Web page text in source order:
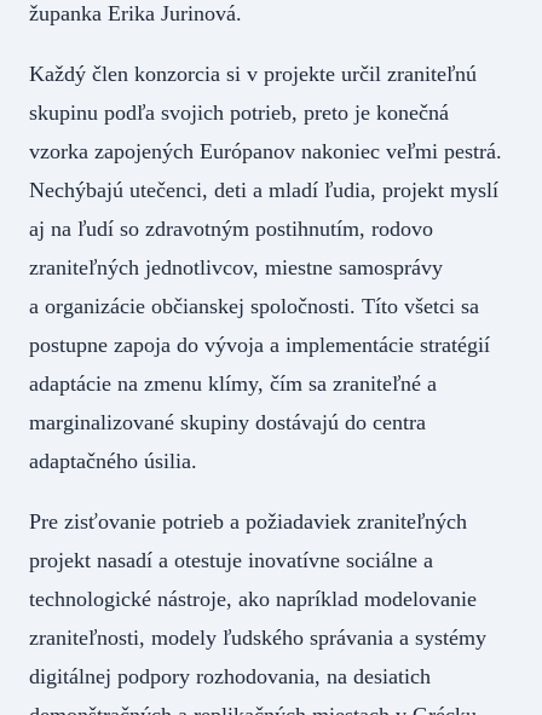
županka Erika Jurinová.
Každý člen konzorcia si v projekte určil zraniteľnú
skupinu podľa svojich potrieb, preto je konečná
vzorka zapojených Európanov nakoniec veľmi pestrá.
Nechýbajú utečenci, deti a mladí ľudia, projekt myslí
aj na ľudí so zdravotným postihnutím, rodovo
zraniteľných jednotlivcov, miestne samosprávy
a organizácie občianskej spoločnosti. Títo všetci sa
postupne zapoja do vývoja a implementácie stratégií
adaptácie na zmenu klímy, čím sa zraniteľné a
marginalizované skupiny dostávajú do centra
adaptačného úsilia.
Pre zisťovanie potrieb a požiadaviek zraniteľných
projekt nasadí a otestuje inovatívne sociálne a
technologické nástroje, ako napríklad modelovanie
zraniteľnosti, modely ľudského správania a systémy
digitálnej podpory rozhodovania, na desiatich